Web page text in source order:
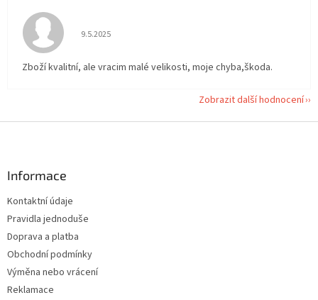
Hodnocení obchodu je 5 z 5 hvězdiček.
9.5.2025
Zboží kvalitní, ale vracim malé velikosti, moje chyba,škoda.
Zobrazit další hodnocení
Informace
Kontaktní údaje
Pravidla jednoduše
Doprava a platba
Obchodní podmínky
Výměna nebo vrácení
Reklamace